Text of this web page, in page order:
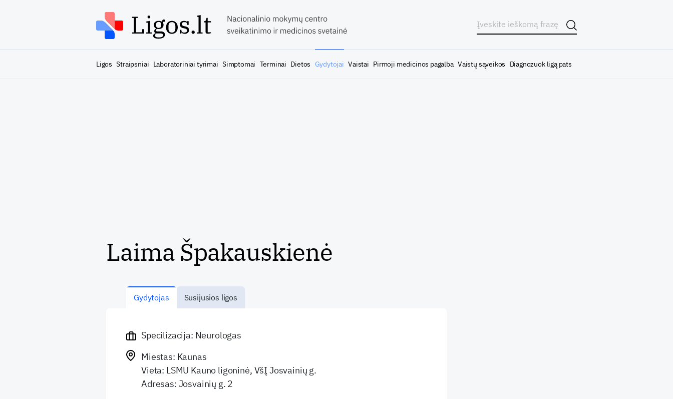
Ligos Straipsniai Laboratoriniai tyrimai Simptomai Terminai Dietos Gydytojai Vaistai Pirmoji medicinos pagalba Vaistų sąveikos Diagnozuok ligą pats
Laima Špakauskienė
Gydytojas Susijusios ligos
Specilizacija: Neurologas
Miestas: Kaunas
Vieta: LSMU Kauno ligoninė, VšĮ Josvainių g.
Adresas: Josvainių g. 2